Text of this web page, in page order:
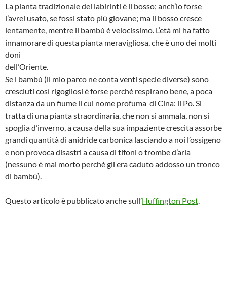
La pianta tradizionale dei labirinti è il bosso; anch’io forse
l’avrei usato, se fossi stato più giovane; ma il bosso cresce
lentamente, mentre il bambù è velocissimo. L’età mi ha fatto
innamorare di questa pianta meravigliosa, che è uno dei molti
doni
dell’Oriente.
Se i bambù (il mio parco ne conta venti specie diverse) sono
cresciuti così rigogliosi è forse perché respirano bene, a poca
distanza da un fiume il cui nome profuma di Cina: il Po. Si
tratta di una pianta straordinaria, che non si ammala, non si
spoglia d’inverno, a causa della sua impaziente crescita assorbe
grandi quantità di anidride carbonica lasciando a noi l’ossigeno
e non provoca disastri a causa di tifoni o trombe d’aria
(nessuno è mai morto perché gli era caduto addosso un tronco
di bambù).
Questo articolo è pubblicato anche sull’Huffington Post.